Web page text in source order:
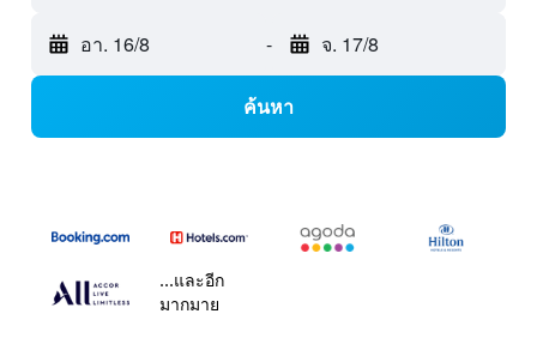
อา. 16/8 - จ. 17/8
ค้นหา
...และอีก
มากมาย